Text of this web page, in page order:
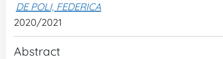
DE POLI, FEDERICA
2020/2021
Abstract